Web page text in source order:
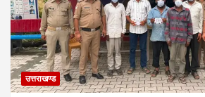
उत्तराखण्ड